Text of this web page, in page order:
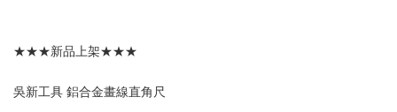
★★★新品上架★★★
吳新工具 鋁合金畫線直角尺